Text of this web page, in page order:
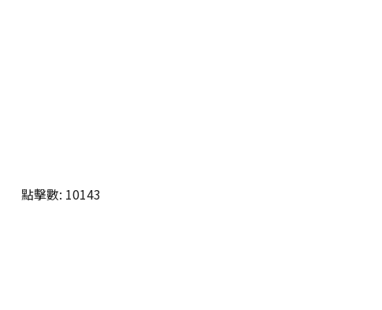
點擊數: 10143